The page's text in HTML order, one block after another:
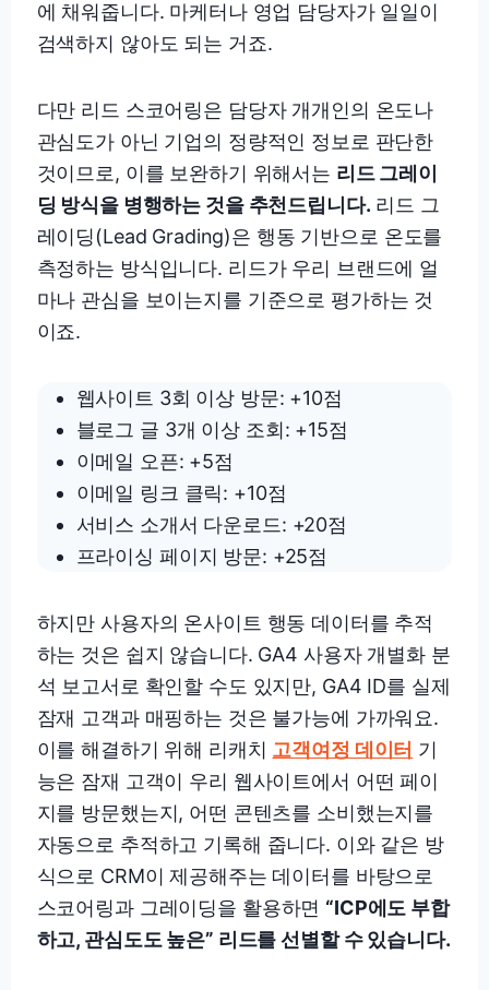
에 채워줍니다. 마케터나 영업 담당자가 일일이
검색하지 않아도 되는 거죠.
다만 리드 스코어링은 담당자 개개인의 온도나
관심도가 아닌 기업의 정량적인 정보로 판단한
것이므로, 이를 보완하기 위해서는 리드 그레이
딩 방식을 병행하는 것을 추천드립니다. 리드 그
레이딩(Lead Grading)은 행동 기반으로 온도를
측정하는 방식입니다. 리드가 우리 브랜드에 얼
마나 관심을 보이는지를 기준으로 평가하는 것
이죠.
웹사이트 3회 이상 방문: +10점
블로그 글 3개 이상 조회: +15점
이메일 오픈: +5점
이메일 링크 클릭: +10점
서비스 소개서 다운로드: +20점
프라이싱 페이지 방문: +25점
하지만 사용자의 온사이트 행동 데이터를 추적
하는 것은 쉽지 않습니다. GA4 사용자 개별화 분
석 보고서로 확인할 수도 있지만, GA4 ID를 실제
잠재 고객과 매핑하는 것은 불가능에 가까워요.
이를 해결하기 위해 리캐치 고객여정 데이터 기
능은 잠재 고객이 우리 웹사이트에서 어떤 페이
지를 방문했는지, 어떤 콘텐츠를 소비했는지를
자동으로 추적하고 기록해 줍니다. 이와 같은 방
식으로 CRM이 제공해주는 데이터를 바탕으로
스코어링과 그레이딩을 활용하면 “ICP에도 부합
하고, 관심도도 높은” 리드를 선별할 수 있습니다.